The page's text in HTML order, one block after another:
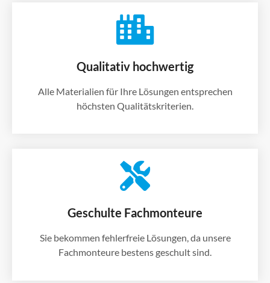
Qualitativ hochwertig
Alle Materialien für Ihre Lösungen entsprechen
höchsten Qualitätskriterien.
Geschulte Fachmonteure
Sie bekommen fehlerfreie Lösungen, da unsere
Fachmonteure bestens geschult sind.